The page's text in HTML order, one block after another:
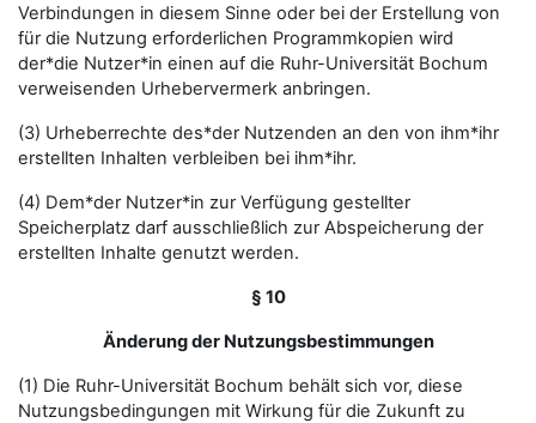
Verbindungen in diesem Sinne oder bei der Erstellung von
für die Nutzung erforderlichen Programmkopien wird
der*die Nutzer*in einen auf die Ruhr-Universität Bochum
verweisenden Urhebervermerk anbringen.
(3) Urheberrechte des*der Nutzenden an den von ihm*ihr
erstellten Inhalten verbleiben bei ihm*ihr.
(4) Dem*der Nutzer*in zur Verfügung gestellter
Speicherplatz darf ausschließlich zur Abspeicherung der
erstellten Inhalte genutzt werden.
§ 10
Änderung der Nutzungsbestimmungen
(1) Die Ruhr-Universität Bochum behält sich vor, diese
Nutzungsbedingungen mit Wirkung für die Zukunft zu